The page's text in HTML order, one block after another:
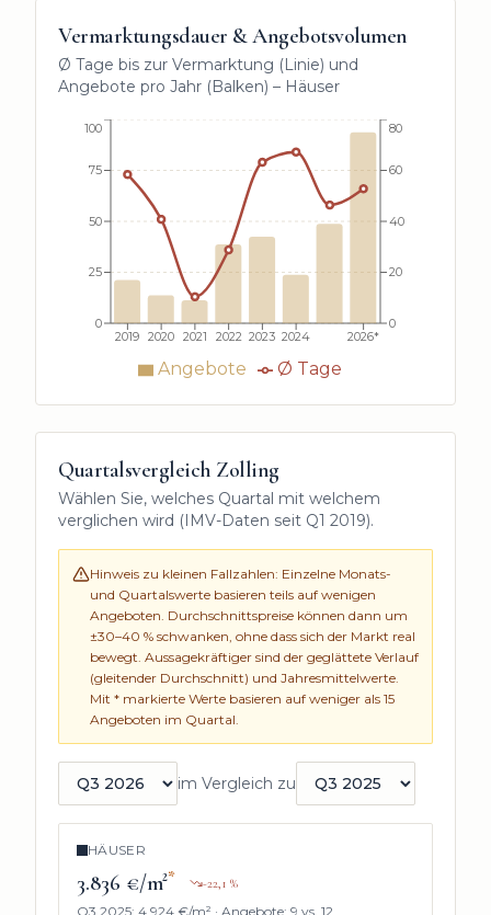
Vermarktungsdauer & Angebotsvolumen
Ø Tage bis zur Vermarktung (Linie) und
Angebote pro Jahr (Balken) – Häuser
2019 2020 2021 2022 2023 2024 2026*
0
25
50
75
100
0
20
40
60
80
Angebote Ø Tage
Quartalsvergleich Zolling
Wählen Sie, welches Quartal mit welchem
verglichen wird (IMV-Daten seit Q1 2019).
Hinweis zu kleinen Fallzahlen: Einzelne Monats-
und Quartalswerte basieren teils auf wenigen
Angeboten. Durchschnittspreise können dann um
±30–40 % schwanken, ohne dass sich der Markt real
bewegt. Aussagekräftiger sind der geglättete Verlauf
(gleitender Durchschnitt) und Jahresmittelwerte.
Mit * markierte Werte basieren auf weniger als 15
Angeboten im Quartal.
Quartal auswählen
im Vergleich zu
Vergleichsquartal auswählen
HÄUSER
3.836 €/m²* -22,1 %
Q3 2025: 4.924 €/m² · Angebote: 9 vs. 12